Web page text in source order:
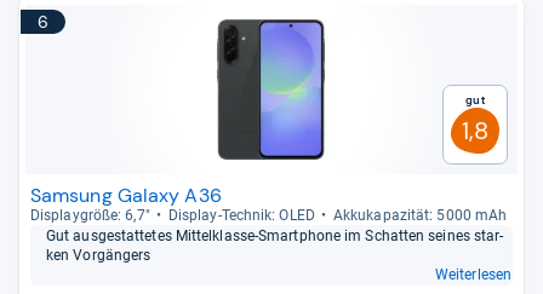
6
Gut
1,8
Samsung Galaxy A36
Dis­play­größe: 6,7" Dis­play-​Tech­nik: OLED
Akku­ka­pa­zi­tät: 5000 mAh
Gut aus­ge­stat­te­tes Mit­tel­klasse-​Smart­phone im Schat­ten sei­nes star­
ken Vor­gän­gers
Weiterlesen